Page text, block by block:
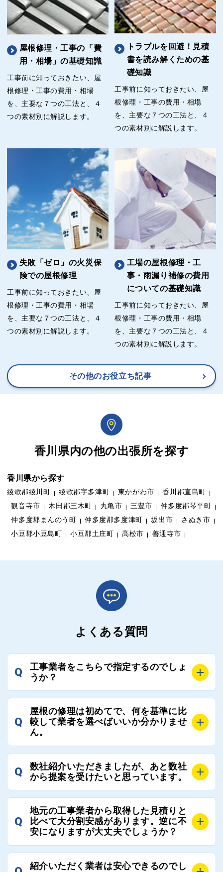
屋根修理・工事の「費
用・相場」の基礎知識
工事前に知っておきたい、屋
根修理・工事の費用・相場
を、主要な７つの工法と、４
つの素材別に解説します。
トラブルを回避！見積
書を読み解くための基
礎知識
工事前に知っておきたい、屋
根修理・工事の費用・相場
を、主要な７つの工法と、４
つの素材別に解説します。
失敗「ゼロ」の火災保
険での屋根修理
工事前に知っておきたい、屋
根修理・工事の費用・相場
を、主要な７つの工法と、４
つの素材別に解説します。
工場の屋根修理・工
事・雨漏り補修の費用
についての基礎知識
工事前に知っておきたい、屋
根修理・工事の費用・相場
を、主要な７つの工法と、４
つの素材別に解説します。
その他のお役立ち記事
香川県内の他の出張所を探す
香川県から探す
綾歌郡綾川町 綾歌郡宇多津町 東かがわ市
香川郡直島町
観音寺市
木田郡三木町 丸亀市 三豊市
仲多度郡琴平町
仲多度郡まんのう町
仲多度郡多度津町 坂出市
さぬき市
小豆郡小豆島町
小豆郡土庄町 高松市 善通寺市
よくある質問
Q
工事業者をこちらで指定するのでしょ
うか？
お客様のご要望をお聞きし、条件に合った工事業者を
最大3社まで選定し、ご紹介いたします。
そのため、お客様に比較する業者を選定いただく必要
Q
屋根の修理は初めてで、何を基準に比
較して業者を選べばいいか分かりませ
ん。
選定基準はお客様によって異なりますが、価格はもち
ろんのこと、実績面や保証面、担当者の人柄や社歴、
し、総合的に判断ください。
また、選定に迷った際などは屋根コネクト事務局へご
連絡いただければ、お客様の屋根修理を全面的にフォ
ローさせていただきます。お気軽にご相談ください。
Q
数社紹介いただきましたが、あと数社
から提案を受けたいと思っています。
全国300社以上の登録業者がございますので、プラス
でご紹介の要望をいただければ、即時屋根コネクトに
て対応させていただきます。お気軽にお申し付けくだ
Q
地元の工事業者から取得した見積りと
比べて大分割安感があります。逆に不
安になりますが大丈夫でしょうか？
残念ながら、リフォーム業界は費用の内訳に不透明な
紹介いただく業者は安心できるのでし